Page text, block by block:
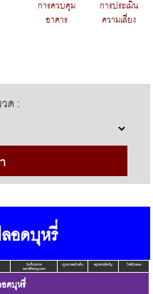
การควบคุม
อาคาร
การประเมิน
ความเสี่ยง
ด :
อดบุหรี่
วันที่ประกาศ
ลงราชกิจจานุเบกษา
กฎหมายฉบับเต็ม สรุปสาระสำคัญ ไฟล์นำเสนอ
ดบุหรี่